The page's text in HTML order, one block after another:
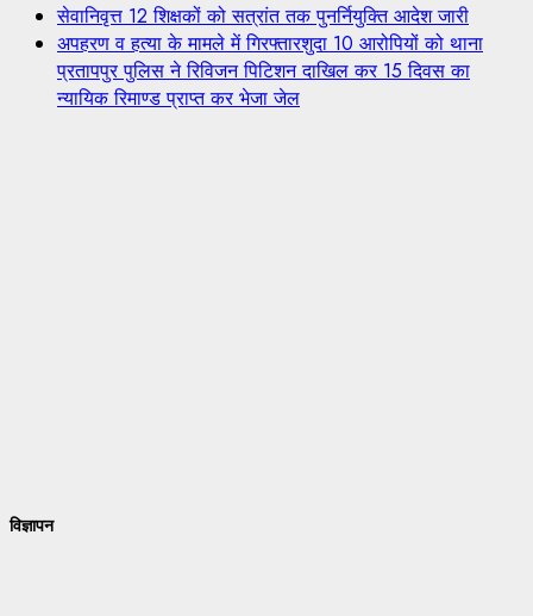
सेवानिवृत्त 12 शिक्षकों को सत्रांत तक पुनर्नियुक्ति आदेश जारी
अपहरण व हत्या के मामले में गिरफ्तारशुदा 10 आरोपियों को थाना
प्रतापपुर पुलिस ने रिविजन पिटिशन दाखिल कर 15 दिवस का
न्यायिक रिमाण्ड प्राप्त कर भेजा जेल
विज्ञापन